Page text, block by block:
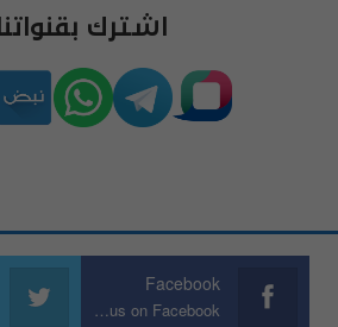
اشترك بقنواتنا
Facebook
Join us on Facebook